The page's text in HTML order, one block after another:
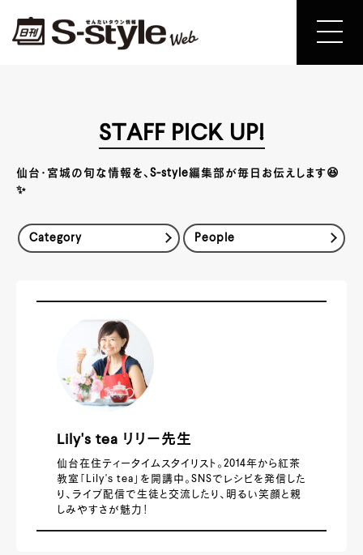
STAFF PICK UP!
仙台・宮城の旬な情報を、S-style編集部が毎日お伝えします😆
✨
Lily's tea リリー先生
仙台在住ティータイムスタイリスト。2014年から紅茶
教室「Lily'ｓ tea」を開講中。SNSでレシピを発信した
り、ライブ配信で生徒と交流したり、明るい笑顔と親
しみやすさが魅力！
Category People